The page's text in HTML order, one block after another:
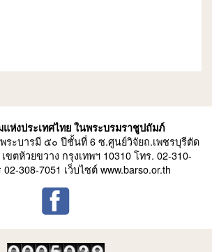
ห่งประเทศไทย ในพระบรมราชูปถัมภ์
ระบารมี ๕๐ ปีชั้นที่ 6 ซ.ศูนย์วิจัยถ.เพชรบุรีตัด
ขตห้วยขวาง กรุงเทพฯ 10310 โทร. 02-310-
308-7051 เว็บไซต์ www.barso.or.th